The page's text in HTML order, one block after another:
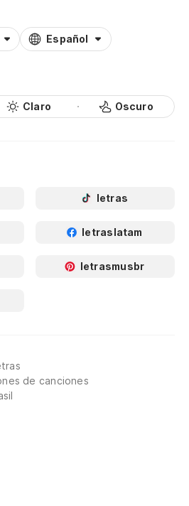
Español
Claro Oscuro
letras
letraslatam
letrasmusbr
de canciones